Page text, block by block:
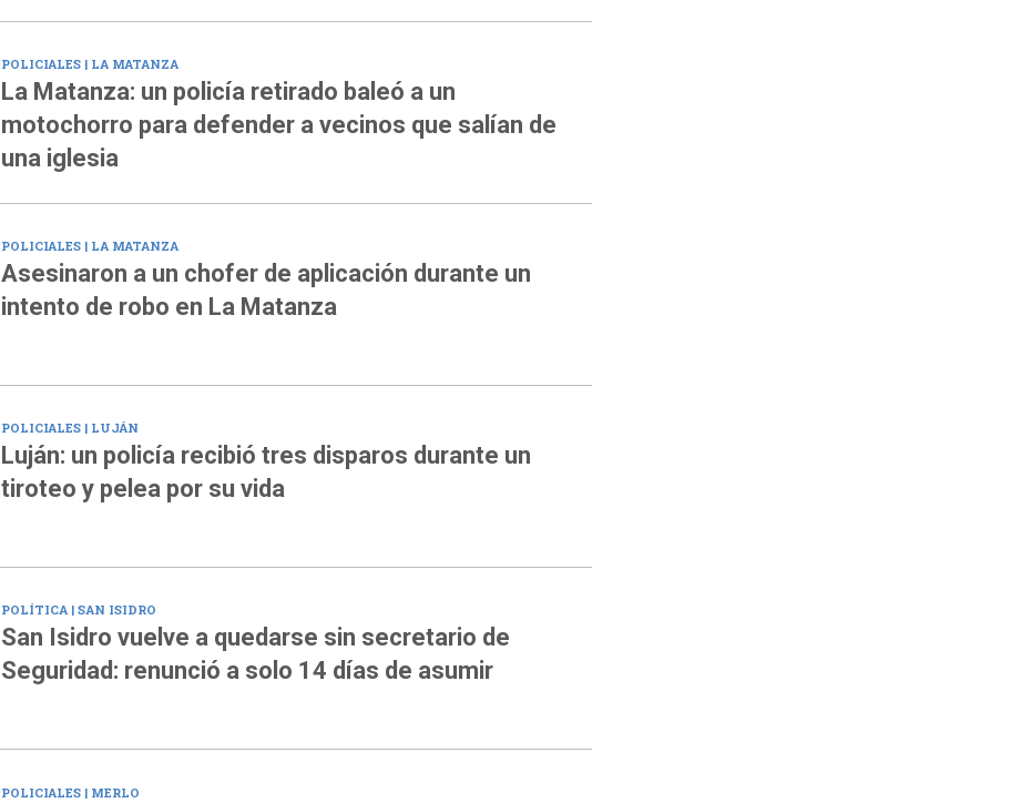
POLICIALES | LA MATANZA
La Matanza: un policía retirado baleó a un
motochorro para defender a vecinos que salían de
una iglesia
POLICIALES | LA MATANZA
Asesinaron a un chofer de aplicación durante un
intento de robo en La Matanza
POLICIALES | LUJÁN
Luján: un policía recibió tres disparos durante un
tiroteo y pelea por su vida
POLÍTICA | SAN ISIDRO
San Isidro vuelve a quedarse sin secretario de
Seguridad: renunció a solo 14 días de asumir
POLICIALES | MERLO